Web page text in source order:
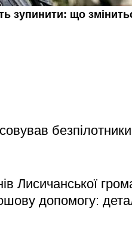
Лисичанської
допомогу: